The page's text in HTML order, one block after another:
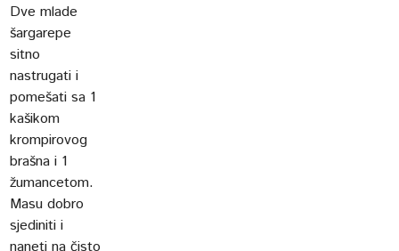
Dve mlade
šargarepe
sitno
nastrugati i
pomešati sa 1
kašikom
krompirovog
brašna i 1
žumancetom.
Masu dobro
sjediniti i
naneti na čisto